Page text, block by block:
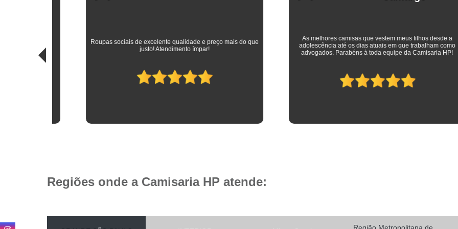
Camisa Listrada Masculina Social
Camisa
Camisa Social Listrada
Camisa Social Listrada Preta e Branca
Camisa Social Masculina Listrada Preto e
Camisa Manga Longa Masculina
Roupas sociais de excelente qualidade e preço mais do que
justo! Atendimento ímpar!
As melhores camisas que vestem meus filhos desde a
adolescência até os dias atuais em que trabalham como
advogados. Parabéns à toda equipe da Camisaria HP!
Regiões onde a Camisaria HP atende: